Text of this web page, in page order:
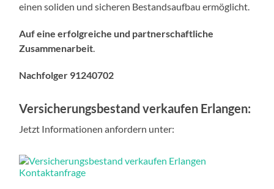
einen soliden und sicheren Bestandsaufbau ermöglicht.
Auf eine erfolgreiche und partnerschaftliche
Zusammenarbeit.
Nachfolger 91240702
Versicherungsbestand verkaufen Erlangen:
Jetzt Informationen anfordern unter: